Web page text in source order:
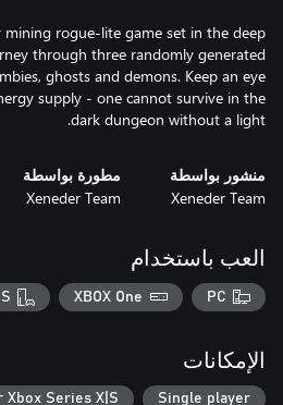
mining rogue-lite game set in the deep
through three randomly generated
ghosts and demons. Keep an eye
supply - one cannot survive in the
dark dungeon without a light.
منشور بواسطة
Xeneder Team
مطورة بواسطة
Xeneder Team
العب باستخدام
PC
XBOX One
الإمكانات
Single player
Xbox Series X|S